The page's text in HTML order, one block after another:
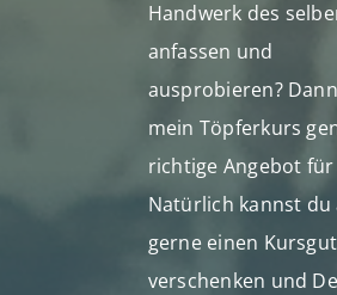
Handwerk des
anfassen und
ausprobieren?
mein Töpferkurs
richtige Angebot für
Natürlich kannst du
gerne einen
verschenken und